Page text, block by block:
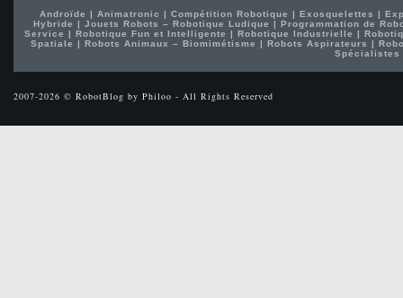
Androïde | Animatronic | Compétition Robotique | Exosquelettes |
Hybride |Jouets Robots – Robotique Ludique |Programmation de
Service | Robotique Fun et Intelligente | Robotique Industrielle |
Spatiale | Robots Animaux – Biomimétisme | Robots Aspirateurs |
Spécialistes
2007-2026 © RobotBlog by Philoo - All Rights Reserved